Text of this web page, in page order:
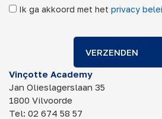
Ik ga akkoord met het privacy
VERZENDEN
Vinçotte Academy
Jan Olieslagerslaan 35
1800 Vilvoorde
Tel: 02 674 58 57